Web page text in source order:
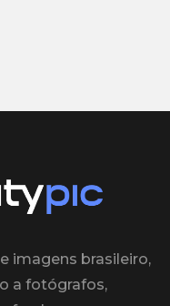
imagens brasileiro,
a fotógrafos,